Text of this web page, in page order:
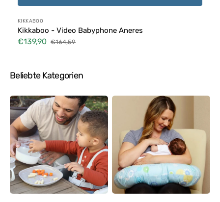
Anbieter:
KIKKABOO
Kikkaboo - Video Babyphone Aneres
Verkaufspreis
€139,90
Normaler
€164,59
Beliebte Kategorien